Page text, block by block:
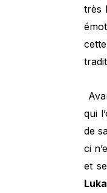
très
qui
de
ci
et